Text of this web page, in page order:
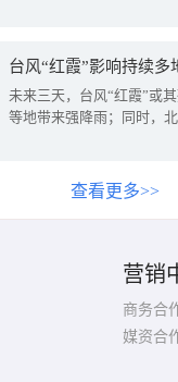
台风“红霞”影响持续
未来三天，台风“红霞”或
等地带来强降雨；同时，
查看更多>>
营销
商务合
媒资合